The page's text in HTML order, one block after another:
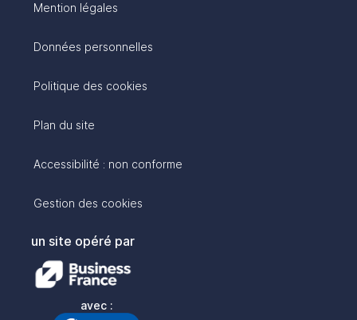
Mention légales
Données personnelles
Politique des cookies
Plan du site
Accessibilité : non conforme
Gestion des cookies
un site opéré par
avec :